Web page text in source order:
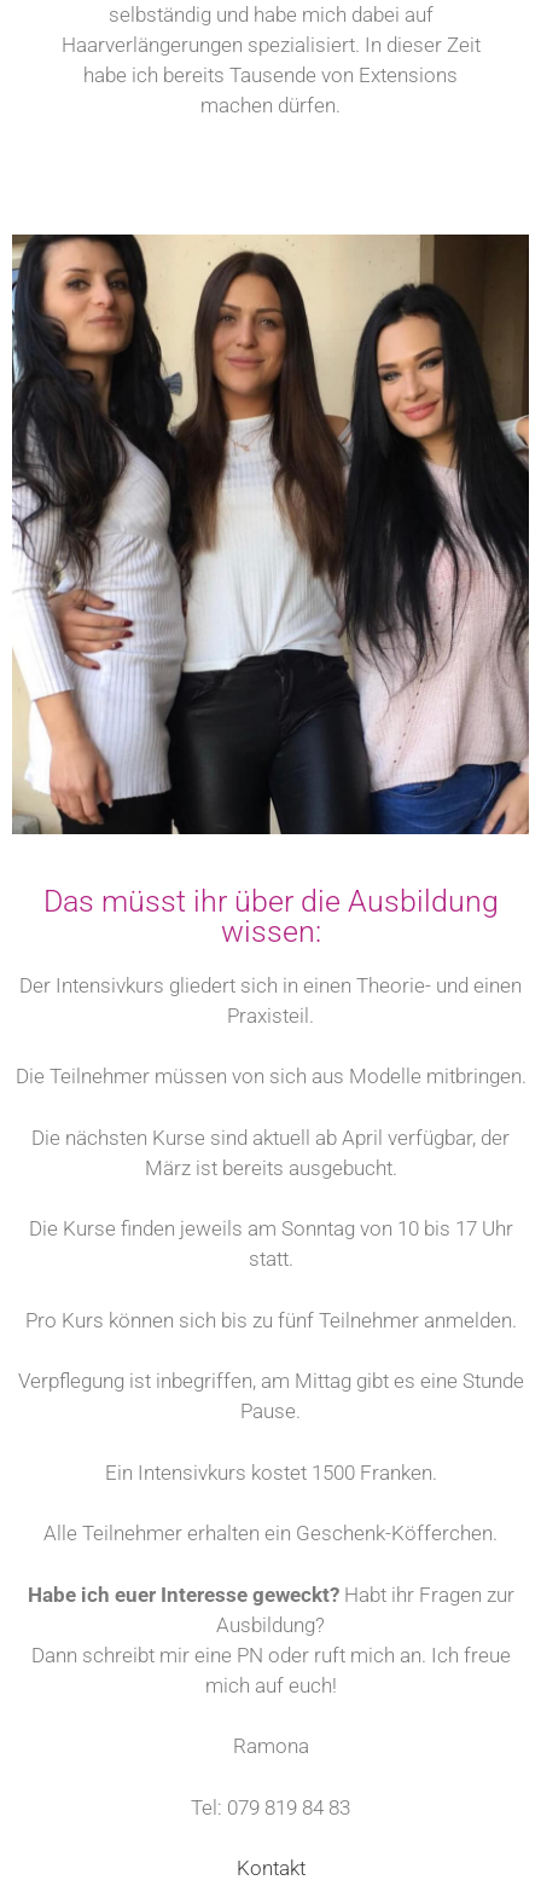
selbständig und habe mich dabei auf
Haarverlängerungen spezialisiert. In dieser Zeit
habe ich bereits Tausende von Extensions
machen dürfen.
Das müsst ihr über die Ausbildung
wissen:
Der Intensivkurs gliedert sich in einen Theorie- und einen
Praxisteil.
Die Teilnehmer müssen von sich aus Modelle mitbringen.
Die nächsten Kurse sind aktuell ab April verfügbar, der
März ist bereits ausgebucht.
Die Kurse finden jeweils am Sonntag von 10 bis 17 Uhr
statt.
Pro Kurs können sich bis zu fünf Teilnehmer anmelden.
Verpflegung ist inbegriffen, am Mittag gibt es eine Stunde
Pause.
Ein Intensivkurs kostet 1500 Franken.
Alle Teilnehmer erhalten ein Geschenk-Köfferchen.
Habe ich euer Interesse geweckt?Habt ihr Fragen zur
Ausbildung?
Dann schreibt mir eine PN oder ruft mich an. Ich freue
mich auf euch!
Ramona
Tel: 079 819 84 83
Kontakt